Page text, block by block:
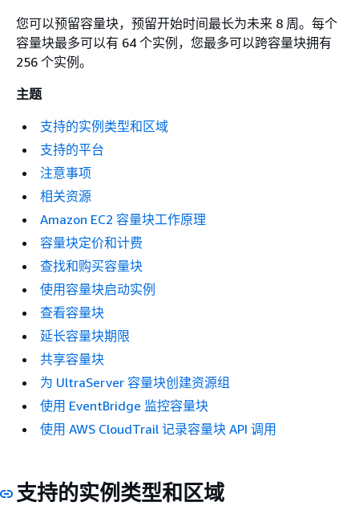
您可以预留容量块，预留开始时间最长为未来 8 周。每个
容量块最多可以有 64 个实例，您最多可以跨容量块拥有
256 个实例。
主题
支持的实例类型和区域
支持的平台
注意事项
相关资源
Amazon EC2 容量块工作原理
容量块定价和计费
查找和购买容量块
使用容量块启动实例
查看容量块
延长容量块期限
共享容量块
为 UltraServer 容量块创建资源组
使用 EventBridge 监控容量块
使用 AWS CloudTrail 记录容量块 API 调用
支持的实例类型和区域